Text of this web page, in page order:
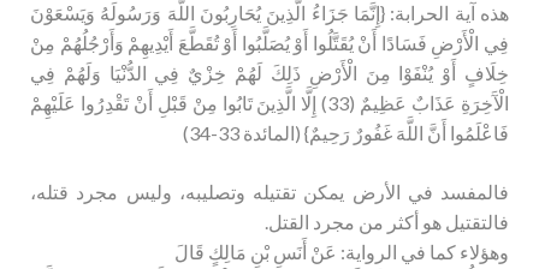
هذه آية الحرابة: {إِنَّمَا جَزَاءُ الَّذِينَ يُحَارِبُونَ اللَّهَ وَرَسُولَهُ وَيَسْعَوْنَ
فِي الْأَرْضِ فَسَادًا أَنْ يُقَتَّلُوا أَوْ يُصَلَّبُوا أَوْ تُقَطَّعَ أَيْدِيهِمْ وَأَرْجُلُهُمْ مِنْ
خِلَافٍ أَوْ يُنْفَوْا مِنَ الْأَرْضِ ذَلِكَ لَهُمْ خِزْيٌ فِي الدُّنْيَا وَلَهُمْ فِي
الْآَخِرَةِ عَذَابٌ عَظِيمٌ (33) إِلَّا الَّذِينَ تَابُوا مِنْ قَبْلِ أَنْ تَقْدِرُوا عَلَيْهِمْ
فَاعْلَمُوا أَنَّ اللَّهَ غَفُورٌ رَحِيمٌ} (المائدة 33-34)
فالمفسد في الأرض يمكن تقتيله وتصليبه، وليس مجرد قتله،
فالتقتيل هو أكثر من مجرد القتل.
وهؤلاء كما في الرواية: عَنْ أَنَسِ بْنِ مَالِكٍ قَالَ